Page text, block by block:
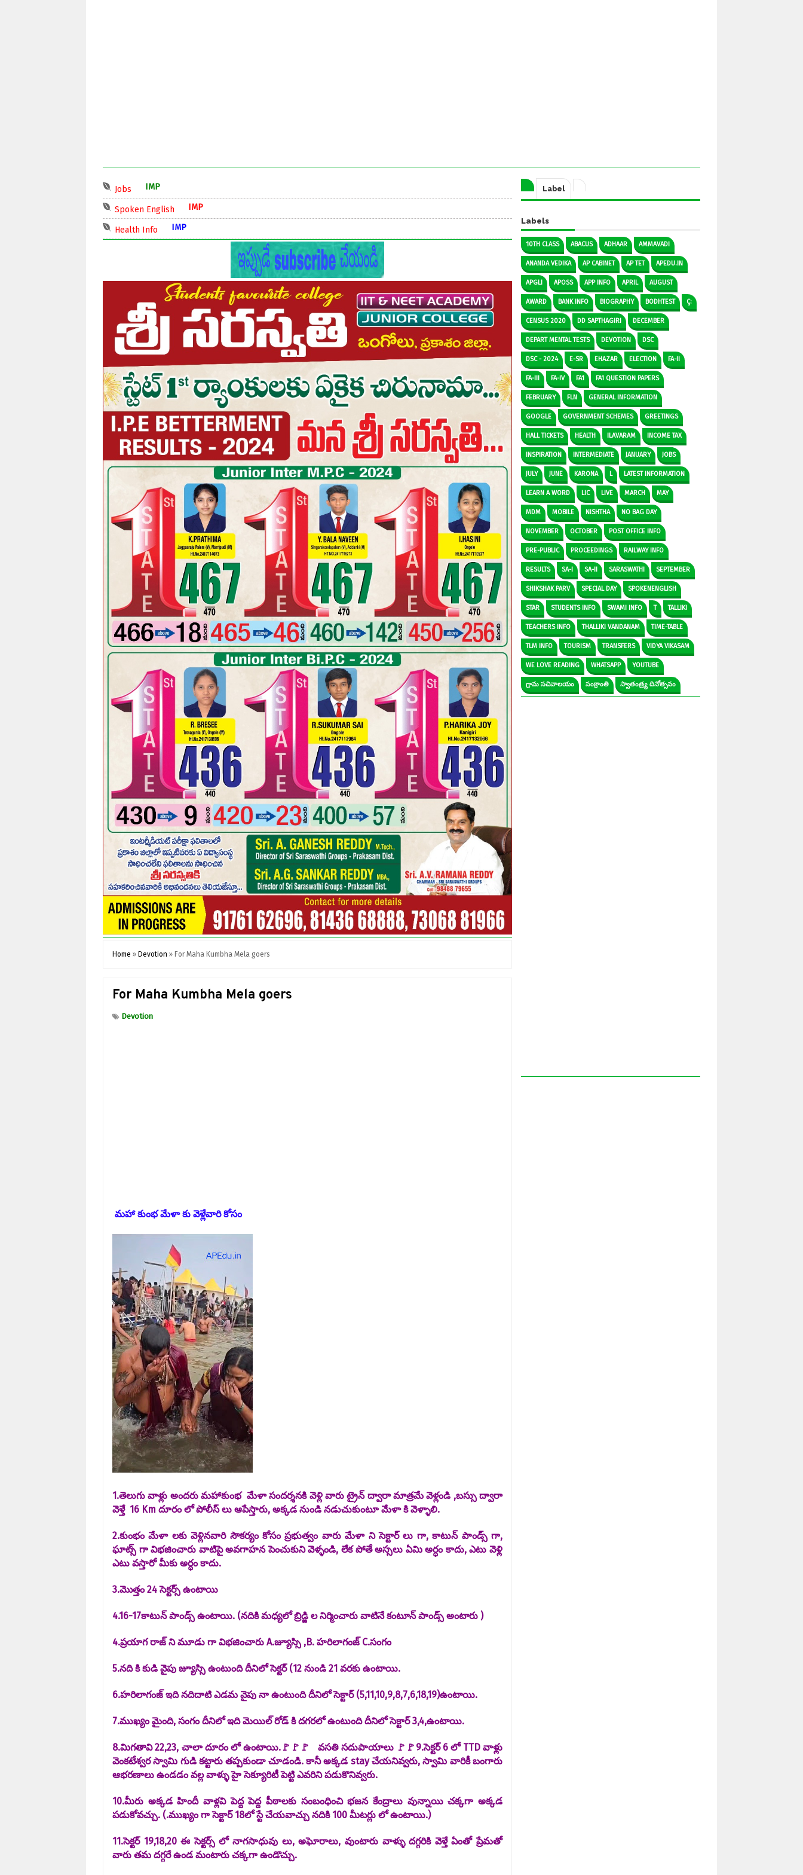
Jobs
Spoken English
Health Info
Home » Devotion » For Maha Kumbha Mela goers
For Maha Kumbha Mela goers
Devotion
మహా కుంభ మేళా కు వెళ్లేవారి కోసం
1.తెలుగు వాళ్లు అందరు మహాకుంభ మేళా సందర్శనకి వెళ్లి వారు ట్రైన్ ద్వారా మాత్రమే వెళ్లండి ,బస్సు ద్వారా
వెళ్తే 16 Km దూరం లో పోలీస్ లు ఆపేస్తారు, అక్కడ నుండి నడుచుకుంటూ మేళా కి వెళ్ళాలి.
2.కుంభం మేళా లకు వెళ్లినవారి సౌకర్యం కోసం ప్రభుత్వం వారు మేళా ని సెక్టార్ లు గా, కాటున్ పాండ్స్ గా,
ఘాట్స్ గా విభజించారు వాటిపై అవగాహన పెంచుకుని వెళ్ళండి, లేక పోతే అస్సలు ఏమి అర్ధం కాదు, ఎటు వెళ్లి
ఎటు వస్తారో మీకు అర్ధం కాదు.
3.మొత్తం 24 సెక్టర్స్ ఉంటాయి
4.16-17కాటున్ పాండ్స్ ఉంటాయి. (నదికి మధ్యలో బ్రిడ్జి ల నిర్మించారు వాటినే కంటూన్ పాండ్స్ అంటారు )
4.ప్రయాగ రాజ్ ని మూడు గా విభజించారు A.జ్యూస్సి ,B. హరిలాగంజ్ C.సంగం
5.నది కి కుడి వైపు జ్యూస్సి ఉంటుంది దీనిలో సెక్టర్ (12 నుండి 21 వరకు ఉంటాయి.
6.హరిలాగంజ్ ఇది నదిదాటి ఎడమ వైపు నా ఉంటుంది దీనిలో సెక్టార్ (5,11,10,9,8,7,6,18,19)ఉంటాయి.
7.ముఖ్యం మైంది, సంగం దీనిలో ఇది మెయిల్ రోడ్ కి దగరలో ఉంటుంది దీనిలో సెక్టార్ 3,4,ఉంటాయి.
8.మిగతావి 22,23, చాలా దూరం లో ఉంటాయి.🚩🚩🚩 వసతి సదుపాయాలు 🚩🚩9.సెక్టర్ 6 లో TTD వాళ్లు
వెంకటేశ్వర స్వామి గుడి కట్టారు తప్పకుండా చూడండి. కానీ అక్కడ stay చేయనివ్వరు, స్వామి వారికీ బంగారు
ఆభరణాలు ఉండడం వల్ల వాళ్ళు హై సెక్యూరిటీ పెట్టి ఎవరిని పడుకొనివ్వరు.
10.మీరు అక్కడ హిందీ వాళ్లవి పెద్ద పెద్ద పీఠాలకు సంబంధించి భజన కేంద్రాలు వున్నాయి చక్కగా అక్కడ
పడుకోవచ్చు. (.ముఖ్యం గా సెక్టార్ 18లో స్టే చేయవాచ్చు నదికి 100 మీటర్లు లో ఉంటాయి.)
11.సెక్టర్ 19,18,20 ఈ సెక్టర్స్ లో నాగసాధువు లు, అఘోరాలు, వుంటారు వాళ్ళు దగ్గరికి వెళ్తే ఏంతో ప్రేమతో
వారు తమ దగ్గరే ఉండ మంటారు చక్కగా ఉండొచ్చు.
Label
Labels
10TH CLASS ABACUS ADHAAR AMMAVADI
ANANDA VEDIKA AP CABINET AP TET APEDU.IN
APGLI APOSS APP INFO APRIL AUGUST
AWARD BANK INFO BIOGRAPHY BODHTEST Ç:
CENSUS 2020 DD SAPTHAGIRI DECEMBER
DEPART MENTAL TESTS DEVOTION DSC
DSC - 2024 E-SR EHAZAR ELECTION FA-II
FA-III FA-IV FA1 FA1 QUESTION PAPERS
FEBRUARY FLN GENERAL INFORMATION
GOOGLE GOVERNMENT SCHEMES GREETINGS
HALL TICKETS HEALTH ILAVARAM INCOME TAX
INSPIRATION INTERMEDIATE JANUARY JOBS
JULY JUNE KARONA L LATEST INFORMATION
LEARN A WORD LIC LIVE MARCH MAY
MDM MOBILE NISHTHA NO BAG DAY
NOVEMBER OCTOBER POST OFFICE INFO
PRE-PUBLIC PROCEEDINGS RAILWAY INFO
RESULTS SA-I SA-II SARASWATHI SEPTEMBER
SHIKSHAK PARV SPECIAL DAY SPOKENENGLISH
STAR STUDENTS INFO SWAMI INFO T TALLIKI
TEACHERS INFO THALLIKI VANDANAM TIME-TABLE
TLM INFO TOURISM TRANSFERS VIDYA VIKASAM
WE LOVE READING WHATSAPP YOUTUBE
గ్రామ సచివాలయం సంక్రాంతి స్వాతంత్ర్య దినోత్సవం